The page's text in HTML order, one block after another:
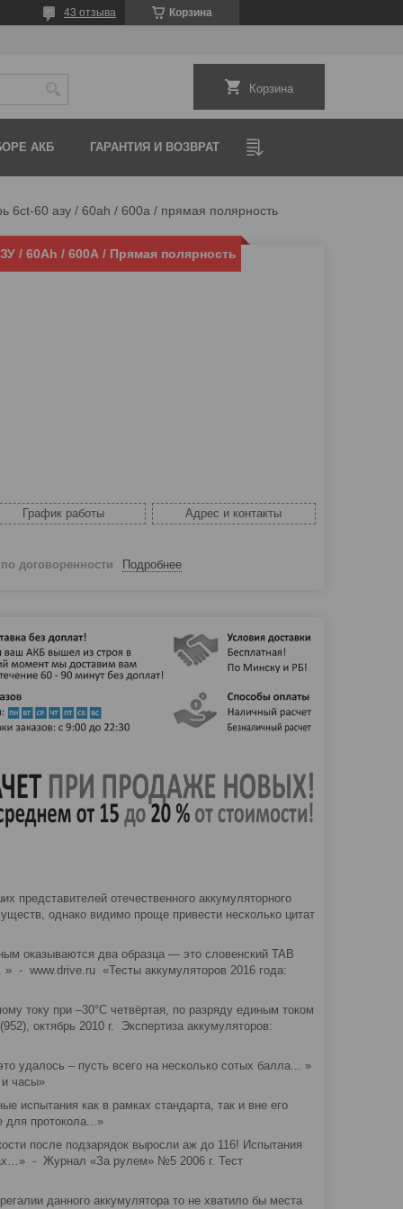
Корзина
43 отзыва
Корзина
АКБ ГАРАНТИЯ И ВОЗВРАТ
6ct-60 aзу / 60ah / 600а / прямая полярность
/ 60Ah / 600А / Прямая полярность
График работы Адрес и контакты
по договоренности Подробнее
отечественного аккумуляторного
однако видимо проще привести несколько цитат
оказываются два образца — это словенский TAB
- www.drive.ru «Тесты аккумуляторов 2016 года:
току при –30°С четвёртая, по разряду единым током
октябрь 2010 г. Экспертиза аккумуляторов:
удалось – пусть всего на несколько сотых балла... »
часы»
как в рамках стандарта, так и вне его
протокола...»
после подзарядок выросли аж до 116! Испытания
- Журнал «За рулем» №5 2006 г. Тест
данного аккумулятора то не хватило бы места